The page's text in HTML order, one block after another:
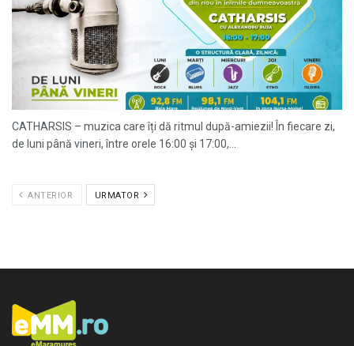
CATHARSIS – muzica care îți dă ritmul după-amiezii! În fiecare zi,
de luni până vineri, între orele 16:00 și 17:00,...
ANTERIOR URMATOR